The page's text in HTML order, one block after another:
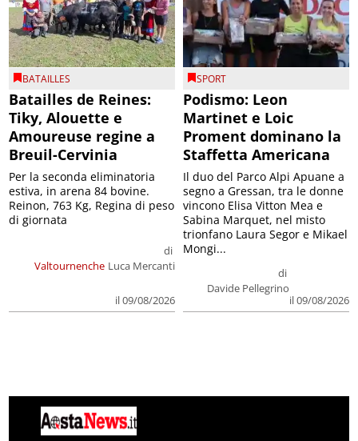
BATAILLES
Batailles de Reines:
Tiky, Alouette e
Amoureuse regine a
Breuil-Cervinia
Valtournenche
di
Luca Mercanti
il 09/08/2026
Per la seconda eliminatoria
estiva, in arena 84 bovine.
Reinon, 763 Kg, Regina di peso
di giornata
SPORT
Podismo: Leon
Martinet e Loic
Proment dominano la
Staffetta Americana
di
Davide Pellegrino
il 09/08/2026
Il duo del Parco Alpi Apuane a
segno a Gressan, tra le donne
vincono Elisa Vitton Mea e
Sabina Marquet, nel misto
trionfano Laura Segor e Mikael
Mongi...